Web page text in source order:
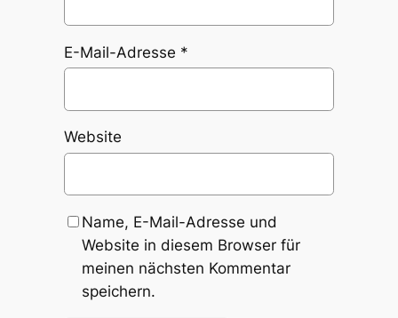
E-Mail-Adresse *
Website
Name, E-Mail-Adresse und
Website in diesem Browser für
meinen nächsten Kommentar
speichern.